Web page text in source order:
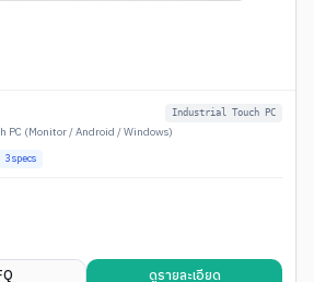
Industrial Touch PC
PC (Monitor / Android / Windows)
3specs
ดูรายละเอียด